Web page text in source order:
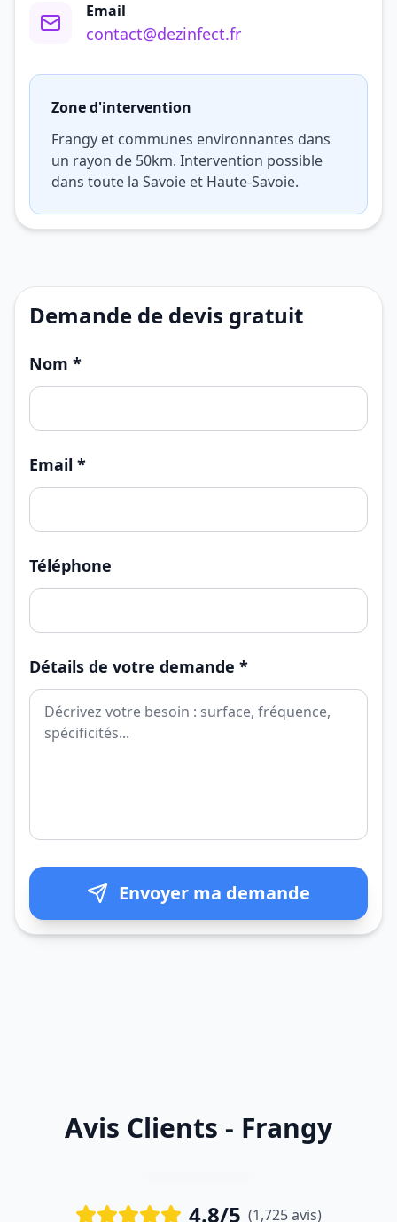
Email
contact@dezinfect.fr
Zone d'intervention
Frangy et communes environnantes dans
un rayon de 50km. Intervention possible
dans toute la Savoie et Haute-Savoie.
Demande de devis gratuit
Nom *
Email *
Téléphone
Détails de votre demande *
Envoyer ma demande
Avis Clients - Frangy
4.8/5 (1,725 avis)